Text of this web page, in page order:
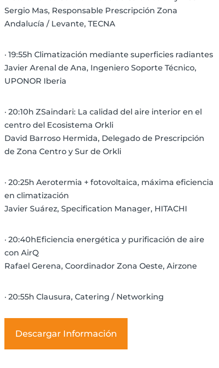
Sergio Mas, Responsable Prescripción Zona
Andalucía / Levante, TECNA
· 19:55h Climatización mediante superficies radiantes
Javier Arenal de Ana, Ingeniero Soporte Técnico,
UPONOR Iberia
· 20:10h ZSaindari: La calidad del aire interior en el
centro del Ecosistema Orkli
David Barroso Hermida, Delegado de Prescripción
de Zona Centro y Sur de Orkli
· 20:25h Aerotermia + fotovoltaica, máxima eficiencia
en climatización
Javier Suárez, Specification Manager, HITACHI
· 20:40hEficiencia energética y purificación de aire
con AirQ
Rafael Gerena, Coordinador Zona Oeste, Airzone
· 20:55h Clausura, Catering / Networking
Descargar Información